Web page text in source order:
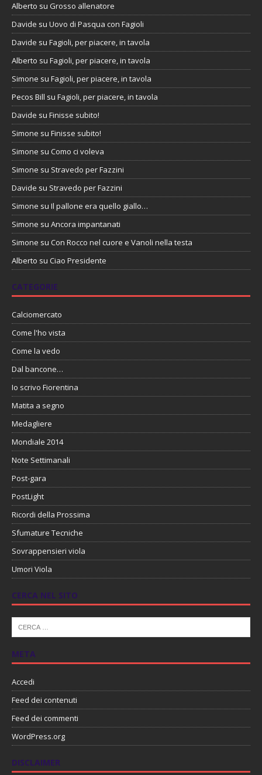
Alberto su Grosso allenatore
Davide su Uovo di Pasqua con Fagioli
Davide su Fagioli, per piacere, in tavola
Alberto su Fagioli, per piacere, in tavola
Simone su Fagioli, per piacere, in tavola
Pecos Bill su Fagioli, per piacere, in tavola
Davide su Finisse subito!
Simone su Finisse subito!
Simone su Como ci voleva
Simone su Stravedo per Fazzini
Davide su Stravedo per Fazzini
Simone su Il pallone era quello giallo…
Simone su Ancora impantanati
Simone su Con Rocco nel cuore e Vanoli nella testa
Alberto su Ciao Presidente
CATEGORIE
Calciomercato
Come l'ho vista
Come la vedo
Dal bancone…
Io scrivo Fiorentina
Matita a segno
Medagliere
Mondiale 2014
Note Settimanali
Post-gara
PostLight
Ricordi della Prossima
Sfumature Tecniche
Sovrappensieri viola
Umori Viola
CERCA NEL SITO
META
Accedi
Feed dei contenuti
Feed dei commenti
WordPress.org
DISCLAIMER